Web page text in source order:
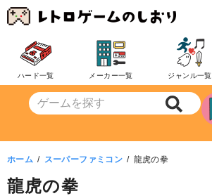
コ
ン
ツ
動
ハード一覧 メーカー一覧 ジャンル一覧
ホーム スーパーファミコン 龍虎の拳
龍虎の拳